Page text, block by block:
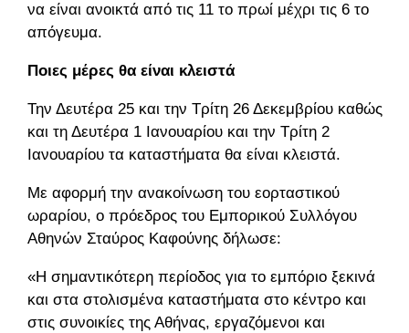
να είναι ανοικτά από τις 11 το πρωί μέχρι τις 6 το
απόγευμα.
Ποιες μέρες θα είναι κλειστά
Την Δευτέρα 25 και την Τρίτη 26 Δεκεμβρίου καθώς
και τη Δευτέρα 1 Ιανουαρίου και την Τρίτη 2
Ιανουαρίου τα καταστήματα θα είναι κλειστά.
Με αφορμή την ανακοίνωση του εορταστικού
ωραρίου, ο πρόεδρος του Εμπορικού Συλλόγου
Αθηνών Σταύρος Καφούνης δήλωσε:
«Η σημαντικότερη περίοδος για το εμπόριο ξεκινά
και στα στολισμένα καταστήματα στο κέντρο και
στις συνοικίες της Αθήνας, εργαζόμενοι και